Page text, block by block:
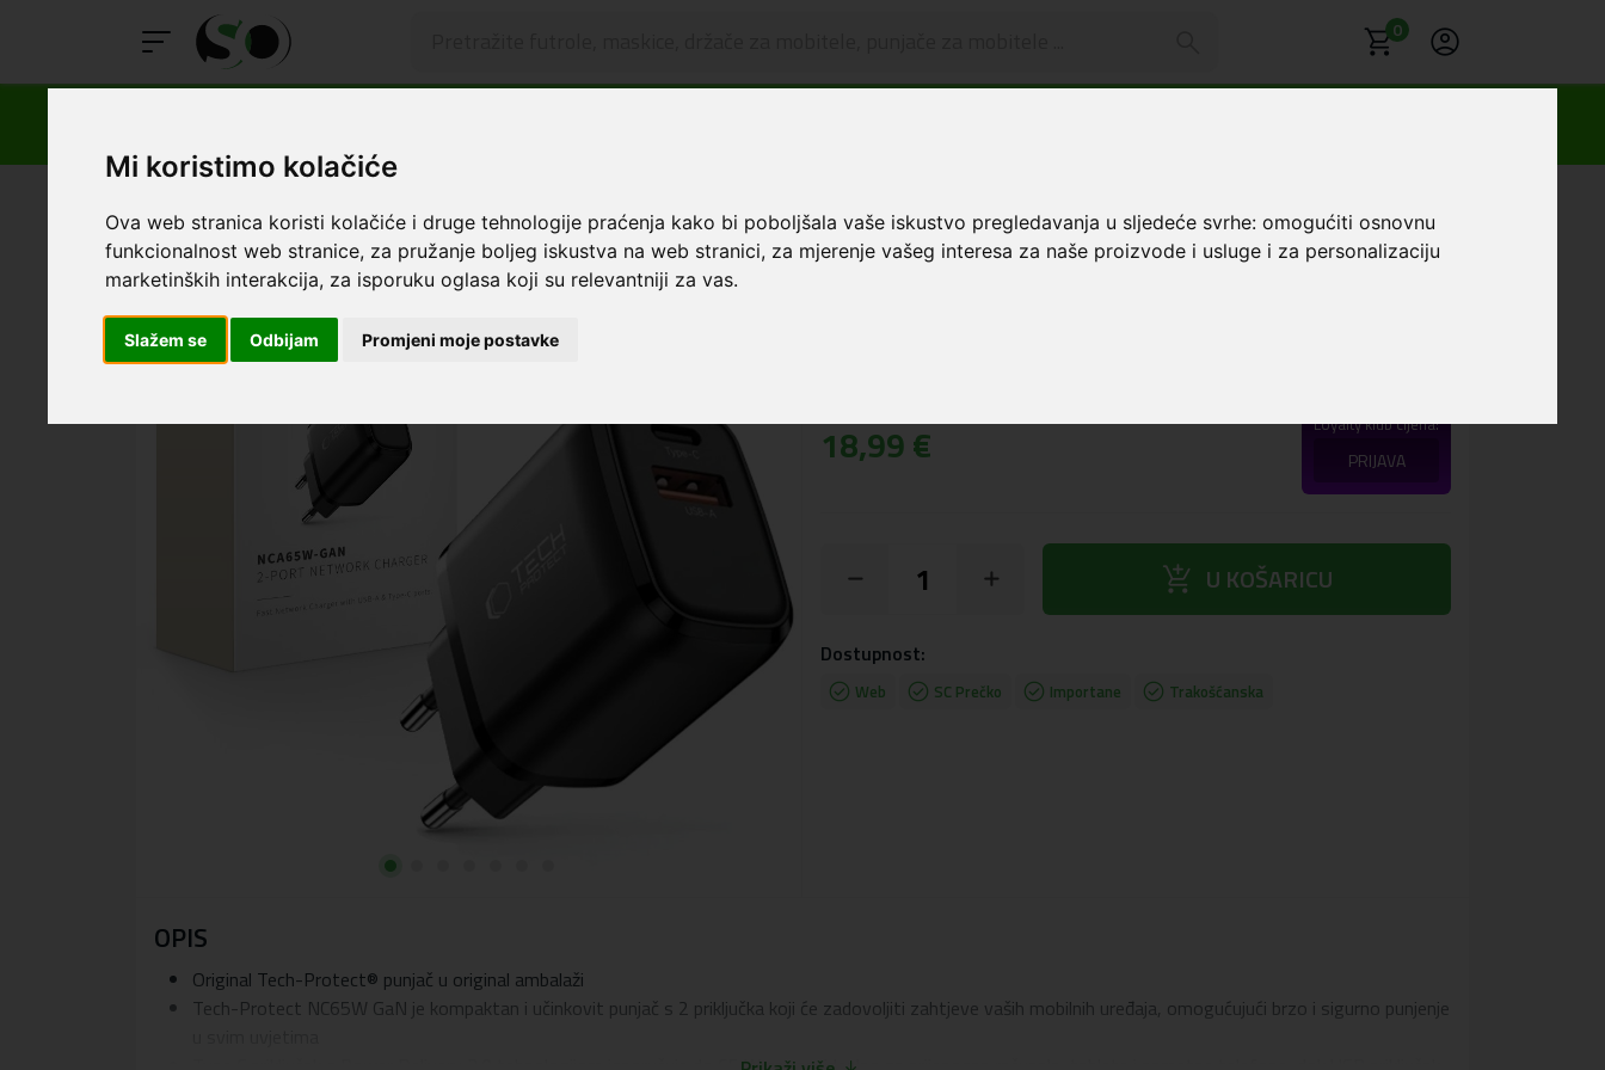
Mi koristimo kolačiće
Ova web stranica koristi kolačiće i druge tehnologije praćenja kako bi poboljšala vaše iskustvo pregledavanja u sljedeće svrhe:omogućiti osnovnu
funkcionalnost web stranice, za pružanje boljeg iskustva na web stranici, za mjerenje vašeg interesa za naše proizvode i usluge i za personalizaciju
marketinških interakcija, za isporuku oglasa koji su relevantniji za vas.
Slažem se Odbijam Promjeni moje postavke
0
Tech-Protect® NCA65W GaN 65W Brzi
18,99 € Loyalty klub cijena:
PRIJAVA
add_shopping_cart U KOŠARICU
Dostupnost:
Web SC Prečko Importane Trakošćanska
OPIS
Original Tech-Protect® punjač u original ambalaži
Tech-Protect NC65W GaN je kompaktan i učinkovit punjač s 2 priključka koji će zadovoljiti zahtjeve vaših mobilnih uređaja, omogućujući brzo i sigurno punjenje